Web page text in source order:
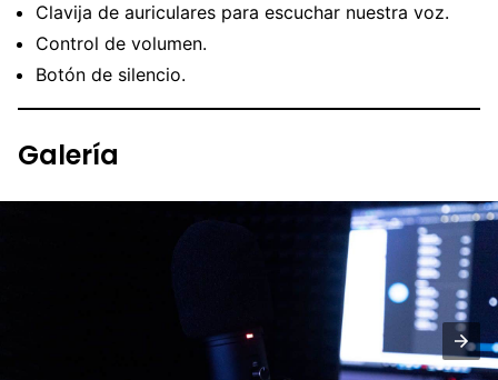
Clavija de auriculares para escuchar nuestra voz.
Control de volumen.
Botón de silencio.
Galería